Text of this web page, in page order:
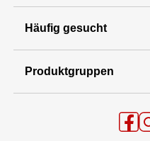
Häufig gesucht
Produktgruppen